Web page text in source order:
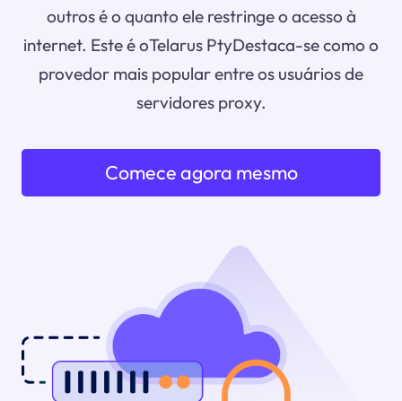
outros é o quanto ele restringe o acesso à
internet. Este é oTelarus PtyDestaca-se como o
provedor mais popular entre os usuários de
servidores proxy.
Comece agora mesmo